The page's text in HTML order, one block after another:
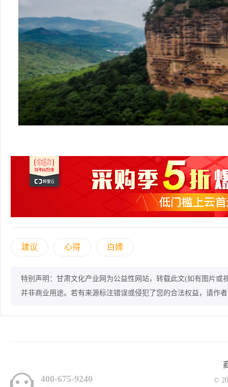
建议 心得 白嫖
特别声明：甘肃文化产业网为公益性网站，转载此文(如有图片
并非商业用途。若有来源标注错误或侵犯了您的合法权益，请作
400-675-9240
©